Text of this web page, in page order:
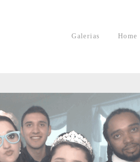
Galerias Home